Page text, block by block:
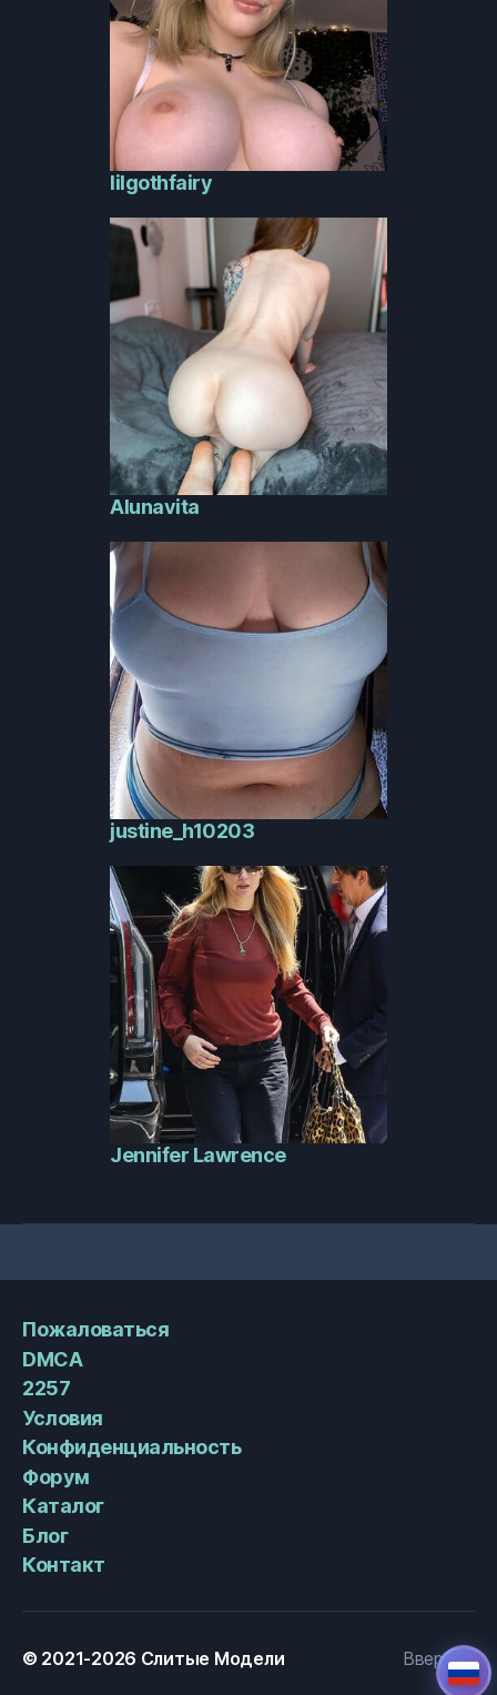
lilgothfairy
Alunavita
justine_h10203
Jennifer Lawrence
Пожаловаться
DMCA
2257
Условия
Конфиденциальность
Форум
Каталог
Блог
Контакт
© 2021-2026 Слитые Модели Вверх↑